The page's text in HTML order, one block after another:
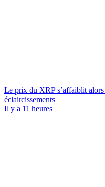
Le prix du XRP s’affaiblit
éclaircissements
Il y a 11 heures